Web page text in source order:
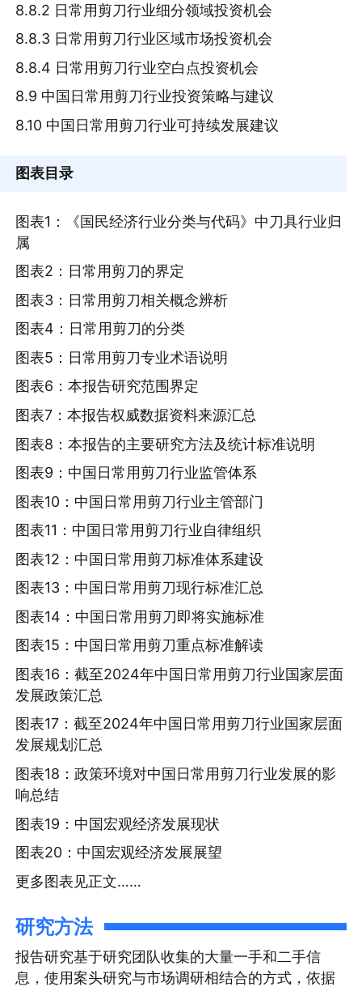
8.8.2 日常用剪刀行业细分领域投资机会
8.8.3 日常用剪刀行业区域市场投资机会
8.8.4 日常用剪刀行业空白点投资机会
8.9 中国日常用剪刀行业投资策略与建议
8.10 中国日常用剪刀行业可持续发展建议
图表目录
图表1：《国民经济行业分类与代码》中刀具行业归
属
图表2：日常用剪刀的界定
图表3：日常用剪刀相关概念辨析
图表4：日常用剪刀的分类
图表5：日常用剪刀专业术语说明
图表6：本报告研究范围界定
图表7：本报告权威数据资料来源汇总
图表8：本报告的主要研究方法及统计标准说明
图表9：中国日常用剪刀行业监管体系
图表10：中国日常用剪刀行业主管部门
图表11：中国日常用剪刀行业自律组织
图表12：中国日常用剪刀标准体系建设
图表13：中国日常用剪刀现行标准汇总
图表14：中国日常用剪刀即将实施标准
图表15：中国日常用剪刀重点标准解读
图表16：截至2024年中国日常用剪刀行业国家层面
发展政策汇总
图表17：截至2024年中国日常用剪刀行业国家层面
发展规划汇总
图表18：政策环境对中国日常用剪刀行业发展的影
响总结
图表19：中国宏观经济发展现状
图表20：中国宏观经济发展展望
更多图表见正文……
研究方法
报告研究基于研究团队收集的大量一手和二手信
息，使用案头研究与市场调研相结合的方式，依据